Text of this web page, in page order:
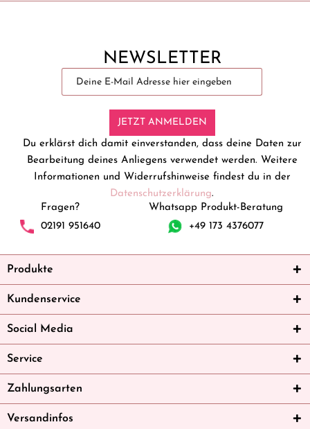
NEWSLETTER
JETZT ANMELDEN
Du erklärst dich damit einverstanden, dass deine Daten zur
Bearbeitung deines Anliegens verwendet werden. Weitere
Informationen und Widerrufshinweise findest du in der
Datenschutzerklärung.
Fragen?
02191 951640
Whatsapp Produkt-Beratung
+49 173 4376077
Produkte
Kundenservice
Social Media
Service
Zahlungsarten
Versandinfos